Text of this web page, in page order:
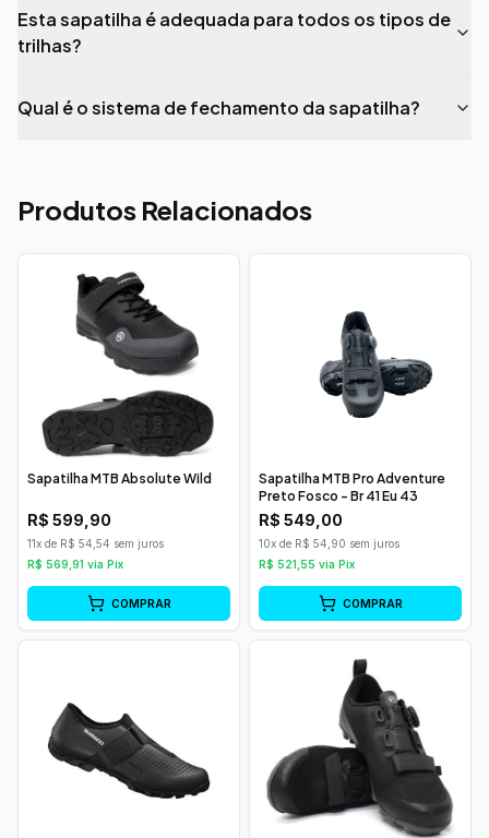
Esta sapatilha é adequada para todos os tipos de
trilhas?
Qual é o sistema de fechamento da sapatilha?
Produtos Relacionados
Sapatilha MTB Absolute Wild
R$ 599,90
11x de R$ 54,54 sem juros
R$ 569,91 via Pix
COMPRAR
Sapatilha MTB Pro Adventure
Preto Fosco - Br 41 Eu 43
R$ 549,00
10x de R$ 54,90 sem juros
R$ 521,55 via Pix
COMPRAR